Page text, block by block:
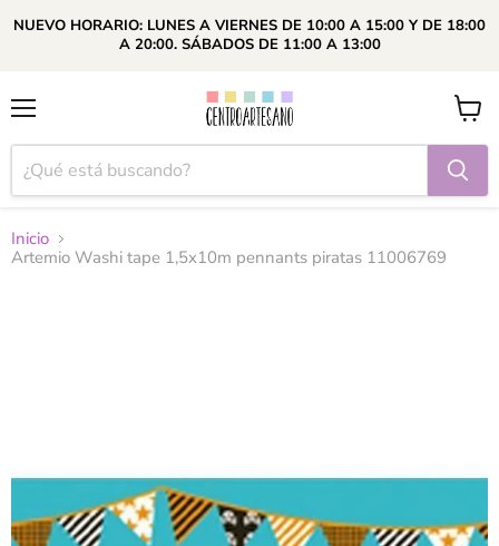
NUEVO HORARIO: LUNES A VIERNES DE 10:00 A 15:00 Y DE 18:00
A 20:00. SÁBADOS DE 11:00 A 13:00
Ver
carrito
Inicio
Artemio Washi tape 1,5x10m pennants piratas 11006769